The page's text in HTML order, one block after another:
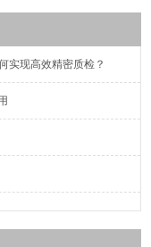
实现高效精密质检？